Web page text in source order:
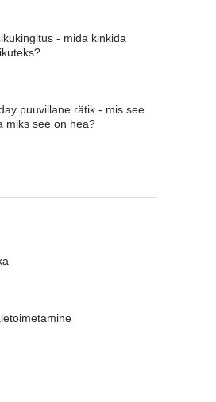
- mida kinkida
puuvillane rätik - mis see
miks see on hea?